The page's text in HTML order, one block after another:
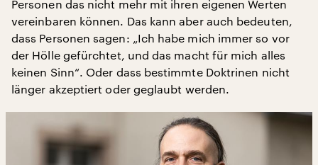
Personen das nicht mehr mit ihren eigenen Werten
vereinbaren können. Das kann aber auch bedeuten,
dass Personen sagen: „Ich habe mich immer so vor
der Hölle gefürchtet, und das macht für mich alles
keinen Sinn“. Oder dass bestimmte Doktrinen nicht
länger akzeptiert oder geglaubt werden.